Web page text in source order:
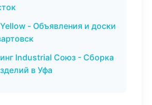
- Объявления и доски
Industrial Союз - Сборка
в Уфа